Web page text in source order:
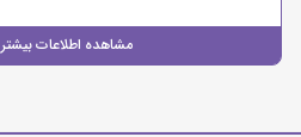
مشاهده اطلاعات بیشتر